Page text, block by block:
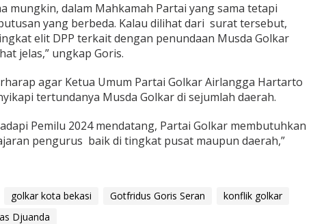
mungkin, dalam Mahkamah Partai yang sama tetapi
yang berbeda. Kalau dilihat dari surat tersebut,
elit DPP terkait dengan penundaan Musda Golkar
jelas,” ungkap Goris.
agar Ketua Umum Partai Golkar Airlangga Hartarto
tertundanya Musda Golkar di sejumlah daerah.
Pemilu 2024 mendatang, Partai Golkar membutuhkan
pengurus baik di tingkat pusat maupun daerah,”
golkar kota bekasi Gotfridus Goris Seran
konflik golkar
Djuanda